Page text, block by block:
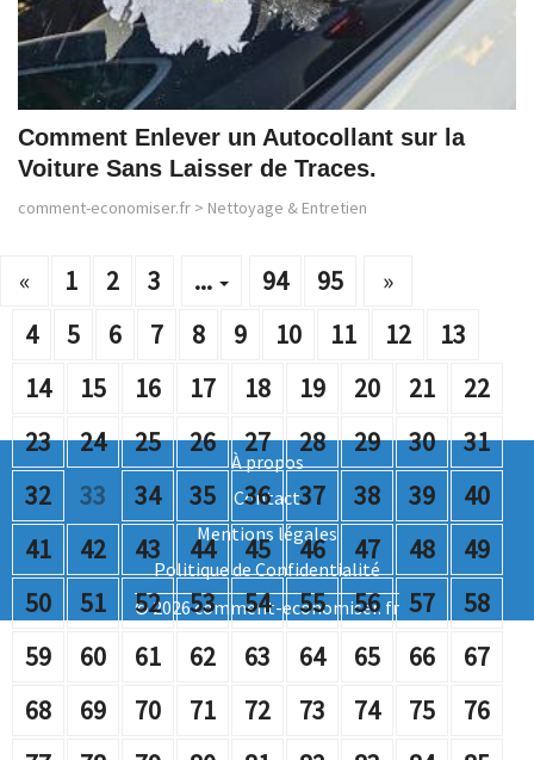
Comment Enlever un Autocollant sur la
Voiture Sans Laisser de Traces.
comment-economiser.fr > Nettoyage & Entretien
« 1 2 3
...
4
5 6 7 8 9 10 11 12
13
14
15 16 17 18 19 20 21
22
23
24 25 26 27 28 29 30
31
32
33 34 35 36 37 38 39
40
41
42 43 44 45 46 47 48
49
50
51 52 53 54 55 56 57
58
59
60 61 62 63 64 65 66
67
68
69 70 71 72 73 74 75
76
94 95 »
À propos
Contact
Mentions légales
Politique de Confidentialité
© 2026 comment-economiser. fr